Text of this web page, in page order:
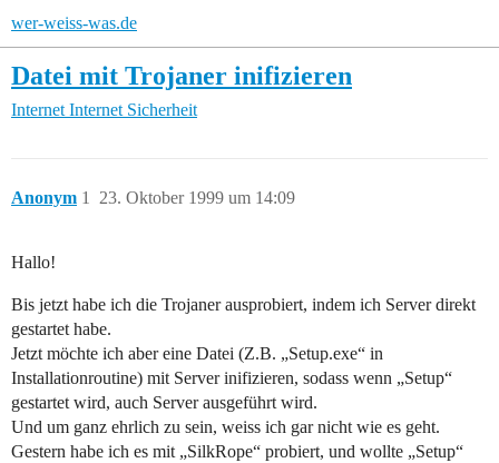
wer-weiss-was.de
Datei mit Trojaner inifizieren
Internet Internet Sicherheit
Anonym 23. Oktober 1999 um 14:09
1
Hallo!
Bis jetzt habe ich die Trojaner ausprobiert, indem ich Server direkt
gestartet habe.
Jetzt möchte ich aber eine Datei (Z.B. „Setup.exe“ in
Installationroutine) mit Server inifizieren, sodass wenn „Setup“
gestartet wird, auch Server ausgeführt wird.
Und um ganz ehrlich zu sein, weiss ich gar nicht wie es geht.
Gestern habe ich es mit „SilkRope“ probiert, und wollte „Setup“